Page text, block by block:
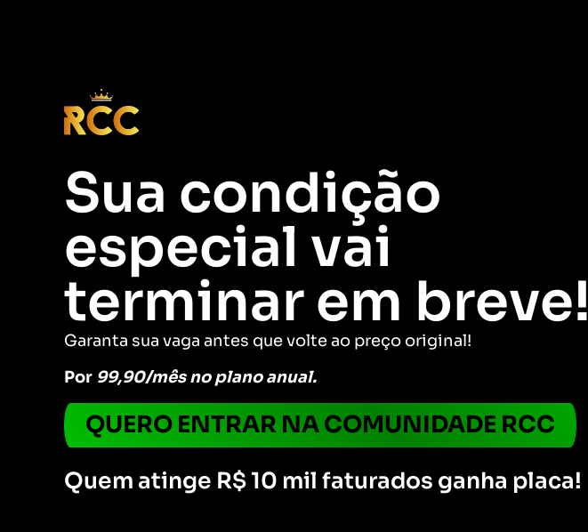
Sua condição
especial vai
terminar em breve!
Garanta sua vaga antes que volte ao preço original!
Por 99,90/mês no plano anual.
QUERO ENTRAR NA COMUNIDADE RCC
Quem atinge R$ 10 mil faturados ganha placa!